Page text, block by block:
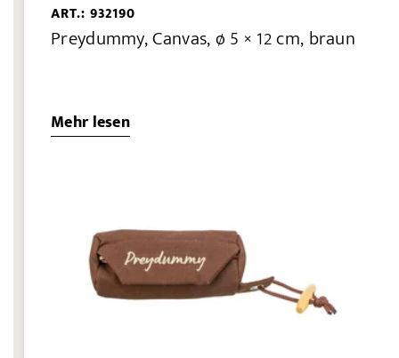
ART.: 932190
Preydummy, Canvas, ø 5 × 12 cm, braun
Mehr lesen